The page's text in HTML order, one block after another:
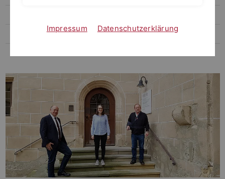
Impressum Datenschutzerklärung